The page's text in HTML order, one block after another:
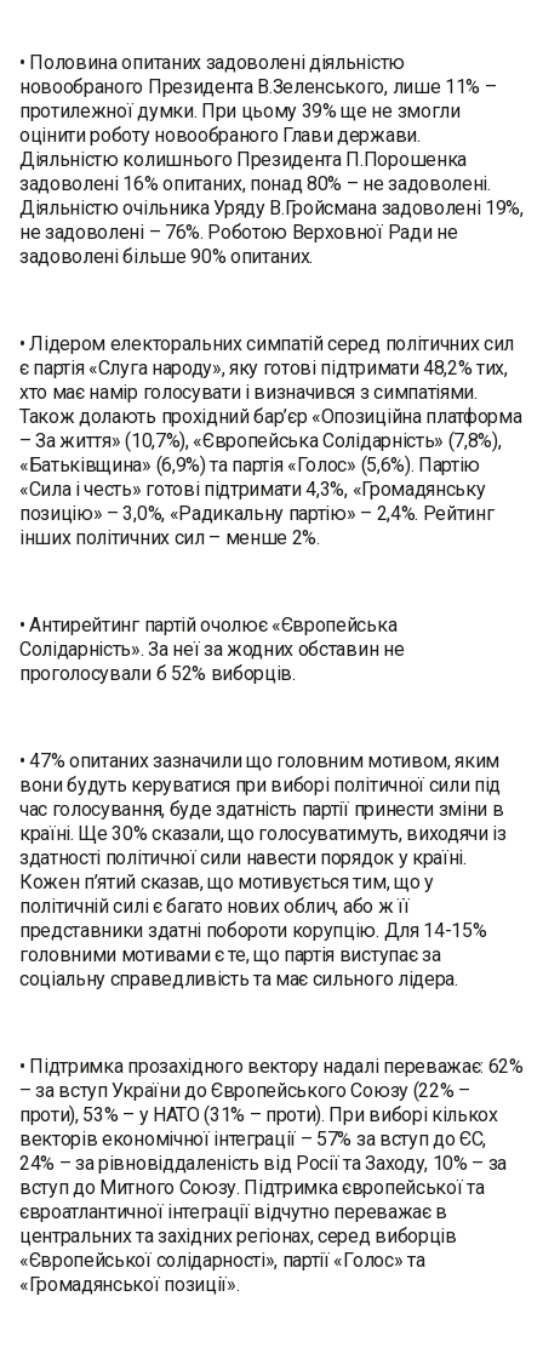
• Половина опитаних задоволені діяльністю
новообраного Президента В.Зеленського, лише 11% –
протилежної думки. При цьому 39% ще не змогли
оцінити роботу новообраного Глави держави.
Діяльністю колишнього Президента П.Порошенка
задоволені 16% опитаних, понад 80% – не задоволені.
Діяльністю очільника Уряду В.Гройсмана задоволені 19%,
не задоволені – 76%. Роботою Верховної Ради не
задоволені більше 90% опитаних.
• Лідером електоральних симпатій серед політичних сил
є партія «Слуга народу», яку готові підтримати 48,2% тих,
хто має намір голосувати і визначився з симпатіями.
Також долають прохідний бар’єр «Опозиційна платформа
– За життя» (10,7%), «Європейська Солідарність» (7,8%),
«Батьківщина» (6,9%) та партія «Голос» (5,6%). Партію
«Сила і честь» готові підтримати 4,3%, «Громадянську
позицію» – 3,0%, «Радикальну партію» – 2,4%. Рейтинг
інших політичних сил – менше 2%.
• Антирейтинг партій очолює «Європейська
Солідарність». За неї за жодних обставин не
проголосували б 52% виборців.
• 47% опитаних зазначили що головним мотивом, яким
вони будуть керуватися при виборі політичної сили під
час голосування, буде здатність партії принести зміни в
країні. Ще 30% сказали, що голосуватимуть, виходячи із
здатності політичної сили навести порядок у країні.
Кожен п’ятий сказав, що мотивується тим, що у
політичній силі є багато нових облич, або ж її
представники здатні побороти корупцію. Для 14-15%
головними мотивами є те, що партія виступає за
соціальну справедливість та має сильного лідера.
• Підтримка прозахідного вектору надалі переважає: 62%
– за вступ України до Європейського Союзу (22% –
проти), 53% – у НАТО (31% – проти). При виборі кількох
векторів економічної інтеграції – 57% за вступ до ЄС,
24% – за рівновіддаленість від Росії та Заходу, 10% – за
вступ до Митного Союзу. Підтримка європейської та
євроатлантичної інтеграції відчутно переважає в
центральних та західних регіонах, серед виборців
«Європейської солідарності», партії «Голос» та
«Громадянської позиції».